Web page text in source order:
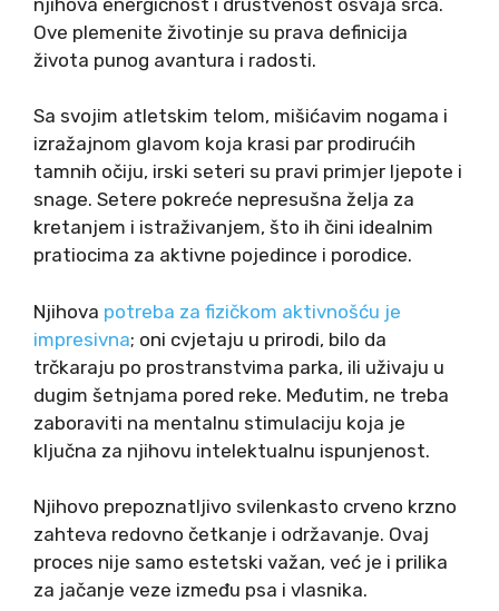
Ove plemenite životinje su prava definicija
života punog avantura i radosti.
Sa svojim atletskim telom, mišićavim nogama i
izražajnom glavom koja krasi par prodirućih
tamnih očiju, irski seteri su pravi primjer ljepote i
snage. Setere pokreće nepresušna želja za
kretanjem i istraživanjem, što ih čini idealnim
pratiocima za aktivne pojedince i porodice.
Njihova potreba za fizičkom aktivnošću je
impresivna; oni cvjetaju u prirodi, bilo da
trčkaraju po prostranstvima parka, ili uživaju u
dugim šetnjama pored reke. Međutim, ne treba
zaboraviti na mentalnu stimulaciju koja je
ključna za njihovu intelektualnu ispunjenost.
Njihovo prepoznatljivo svilenkasto crveno krzno
zahteva redovno četkanje i održavanje. Ovaj
proces nije samo estetski važan, već je i prilika
za jačanje veze između psa i vlasnika.